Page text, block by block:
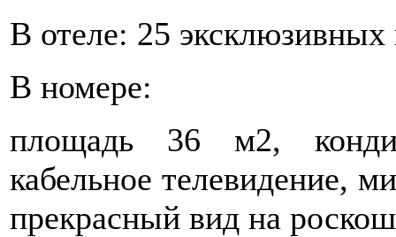
В отеле: 25 эксклюзивных
В номере:
площадь 36 м2,
кабельное телевидение,
прекрасный вид на